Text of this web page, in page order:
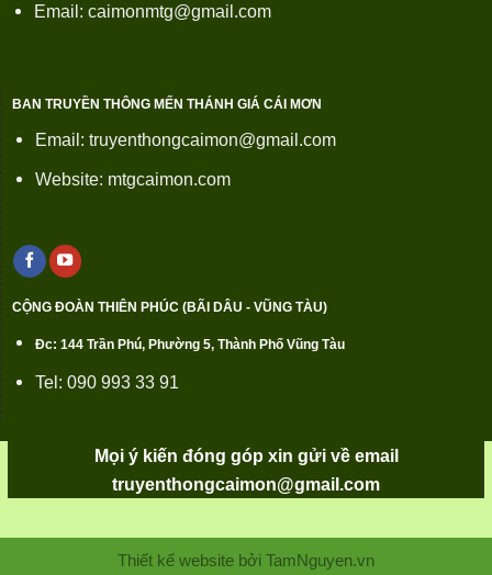
Email: caimonmtg@gmail.com
BAN TRUYỀN THÔNG MẾN THÁNH GIÁ CÁI MƠN
Email: truyenthongcaimon@gmail.com
Website: mtgcaimon.com
CỘNG ĐOÀN THIÊN PHÚC (BÃI DÂU - VŨNG TÀU)
Đc: 144 Trần Phú, Phường 5, Thành Phố Vũng Tàu
Tel: 090 993 33 91
Mọi ý kiến đóng góp xin gửi về email
truyenthongcaimon@gmail.com
Thiết kế website bởi TamNguyen.vn